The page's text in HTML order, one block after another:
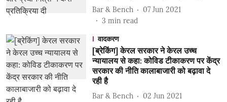
Bar & Bench
07 Jun 2021
3 min read
वादकरण
[ब्रेकिंग] केरल सरकार ने केरल उच्च
न्यायालय से कहा: कोविड टीकाकरण पर केंद्र
सरकार की नीति कालाबाजारी को बढ़ावा दे
रही है
Bar & Bench
02 Jun 2021